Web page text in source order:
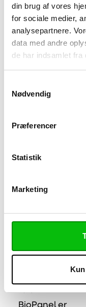
din brug af vores
for sociale medier,
analysepartnere.
data med andre
de har indsamlet fra
Nødvendig
Præferencer
Statistik
Marketing
Består
fornyelige
99 % mindre
Komposterbar i
standarden
en miljøbevidst
Mekanisk styrke
holdbarhed på
10 år
BioPanel er